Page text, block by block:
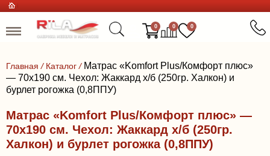
0 0 0
Главная / Каталог / Матрас «Komfort Plus/Комфорт плюс»
— 70x190 см. Чехол: Жаккард х/б (250гр. Халкон) и
бурлет рогожка (0,8ППУ)
Матрас «Komfort Plus/Комфорт плюс» —
70x190 см. Чехол: Жаккард х/б (250гр.
Халкон) и бурлет рогожка (0,8ППУ)